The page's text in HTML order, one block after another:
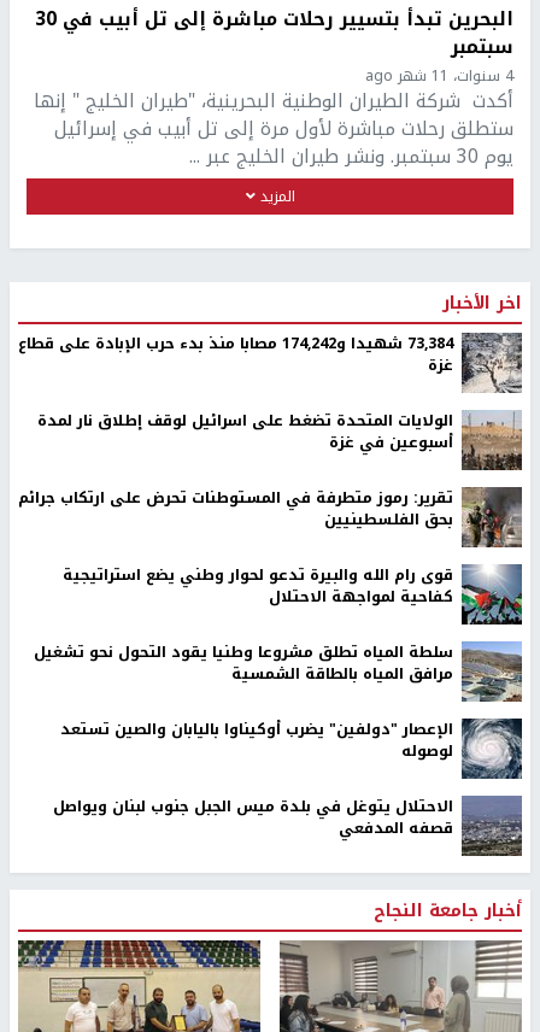
البحرين تبدأ بتسيير رحلات مباشرة إلى تل أبيب في 30
سبتمبر
4 سنوات، 11 شهر ago
أكدت شركة الطيران الوطنية البحرينية، "طيران الخليج " إنها
ستطلق رحلات مباشرة لأول مرة إلى تل أبيب في إسرائيل
يوم 30 سبتمبر. ونشر طيران الخليج عبر ...
المزيد
اخر الأخبار
73,384 شهيدا و174,242 مصابا منذ بدء حرب الإبادة على قطاع
غزة
الولايات المتحدة تضغط على اسرائيل لوقف إطلاق نار لمدة
أسبوعين في غزة
تقرير: رموز متطرفة في المستوطنات تحرض على ارتكاب جرائم
بحق الفلسطينيين
قوى رام الله والبيرة تدعو لحوار وطني يضع استراتيجية
كفاحية لمواجهة الاحتلال
سلطة المياه تطلق مشروعا وطنيا يقود التحول نحو تشغيل
مرافق المياه بالطاقة الشمسية
الإعصار "دولفين" يضرب أوكيناوا باليابان والصين تستعد
لوصوله
الاحتلال يتوغل في بلدة ميس الجبل جنوب لبنان ويواصل
قصفه المدفعي
أخبار جامعة النجاح